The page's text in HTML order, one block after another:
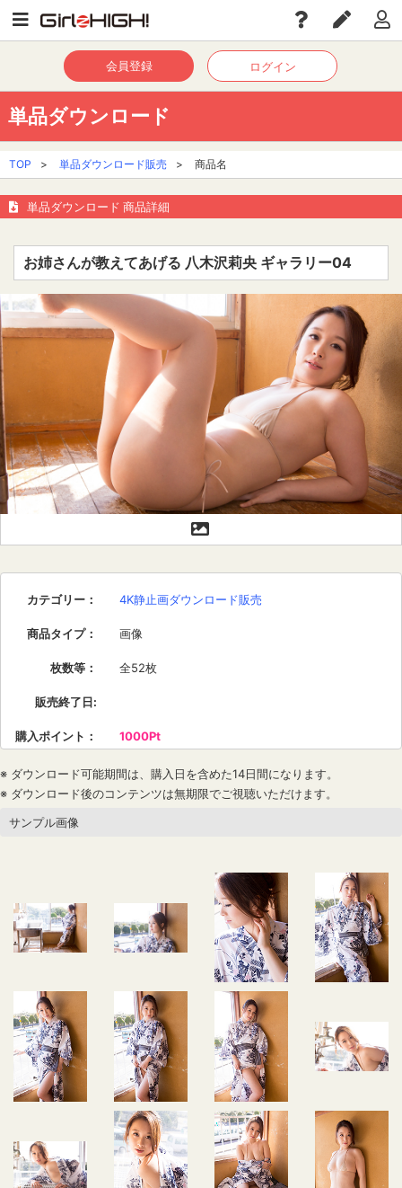
会員登録 ログイン
単品ダウンロード
TOP > 単品ダウンロード販売 > 商品名
単品ダウンロード 商品詳細
お姉さんが教えてあげる 八木沢莉央 ギャラリー04
カテゴリー ： 4K静止画ダウンロード販売
商品タイプ： 画像
枚数等 ： 全52枚
販売終了日:
購入ポイント ： 1000Pt
※ ダウンロード可能期間は、購入日を含めた14日間になります。
※ ダウンロード後のコンテンツは無期限でご視聴いただけます。
サンプル画像